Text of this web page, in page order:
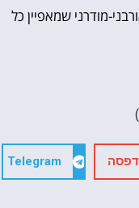
מודרני שמאפיין כל
Telegram